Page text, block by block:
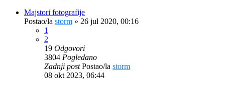
Majstori fotografije
Postao/la storm » 26 jul 2020, 00:16
1
2
19 Odgovori
3804 Pogledano
Zadnji postPostao/la storm
08 okt 2023, 06:44